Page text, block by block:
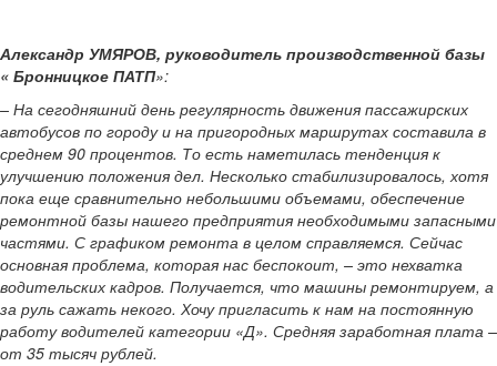
Александр УМЯРОВ, руководитель производственной базы
« Бронницкое ПАТП»:
– На сегодняшний день регулярность движения пассажирских
автобусов по городу и на пригородных маршрутах составила в
среднем 90 процентов. То есть наметилась тенденция к
улучшению положения дел. Несколько стабилизировалось, хотя
пока еще сравнительно небольшими объемами, обеспечение
ремонтной базы нашего предприятия необходимыми запасными
частями. С графиком ремонта в целом справляемся. Сейчас
основная проблема, которая нас беспокоит, – это нехватка
водительских кадров. Получается, что машины ремонтируем, а
за руль сажать некого. Хочу пригласить к нам на постоянную
работу водителей категории «Д». Средняя заработная плата –
от 35 тысяч рублей.